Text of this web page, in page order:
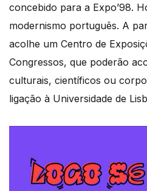
concebido para a Expo’98.
modernismo português. A
acolhe um Centro de
Congressos, que poderão
culturais, científicos ou
ligação à Universidade de